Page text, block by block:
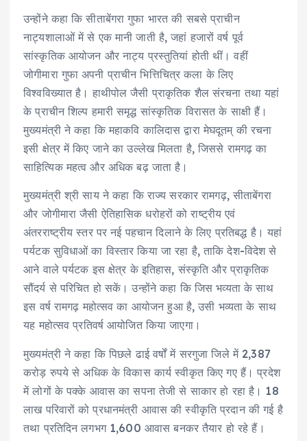
उन्होंने कहा कि सीताबेंगरा गुफा भारत की सबसे प्राचीन
नाट्यशालाओं में से एक मानी जाती है, जहां हजारों वर्ष पूर्व
सांस्कृतिक आयोजन और नाट्य प्रस्तुतियां होती थीं। वहीं
जोगीमारा गुफा अपनी प्राचीन भित्तिचित्र कला के लिए
विश्वविख्यात है। हाथीपोल जैसी प्राकृतिक शैल संरचना तथा यहां
के प्राचीन शिल्प हमारी समृद्ध सांस्कृतिक विरासत के साक्षी हैं।
मुख्यमंत्री ने कहा कि महाकवि कालिदास द्वारा मेघदूतम् की रचना
इसी क्षेत्र में किए जाने का उल्लेख मिलता है, जिससे रामगढ़ का
साहित्यिक महत्व और अधिक बढ़ जाता है।
मुख्यमंत्री श्री साय ने कहा कि राज्य सरकार रामगढ़, सीताबेंगरा
और जोगीमारा जैसी ऐतिहासिक धरोहरों को राष्ट्रीय एवं
अंतरराष्ट्रीय स्तर पर नई पहचान दिलाने के लिए प्रतिबद्ध है। यहां
पर्यटक सुविधाओं का विस्तार किया जा रहा है, ताकि देश-विदेश से
आने वाले पर्यटक इस क्षेत्र के इतिहास, संस्कृति और प्राकृतिक
सौंदर्य से परिचित हो सकें। उन्होंने कहा कि जिस भव्यता के साथ
इस वर्ष रामगढ़ महोत्सव का आयोजन हुआ है, उसी भव्यता के साथ
यह महोत्सव प्रतिवर्ष आयोजित किया जाएगा।
मुख्यमंत्री ने कहा कि पिछले ढाई वर्षों में सरगुजा जिले में 2,387
करोड़ रुपये से अधिक के विकास कार्य स्वीकृत किए गए हैं। प्रदेश
में लोगों के पक्के आवास का सपना तेजी से साकार हो रहा है। 18
लाख परिवारों को प्रधानमंत्री आवास की स्वीकृति प्रदान की गई है
तथा प्रतिदिन लगभग 1,600 आवास बनकर तैयार हो रहे हैं।